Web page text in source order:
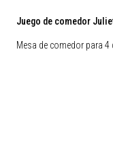
Juego de comedor
Mesa de comedor para 4